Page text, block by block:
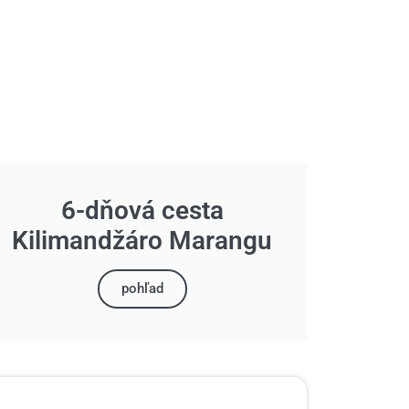
6-dňová cesta
Kilimandžáro Marangu
pohľad